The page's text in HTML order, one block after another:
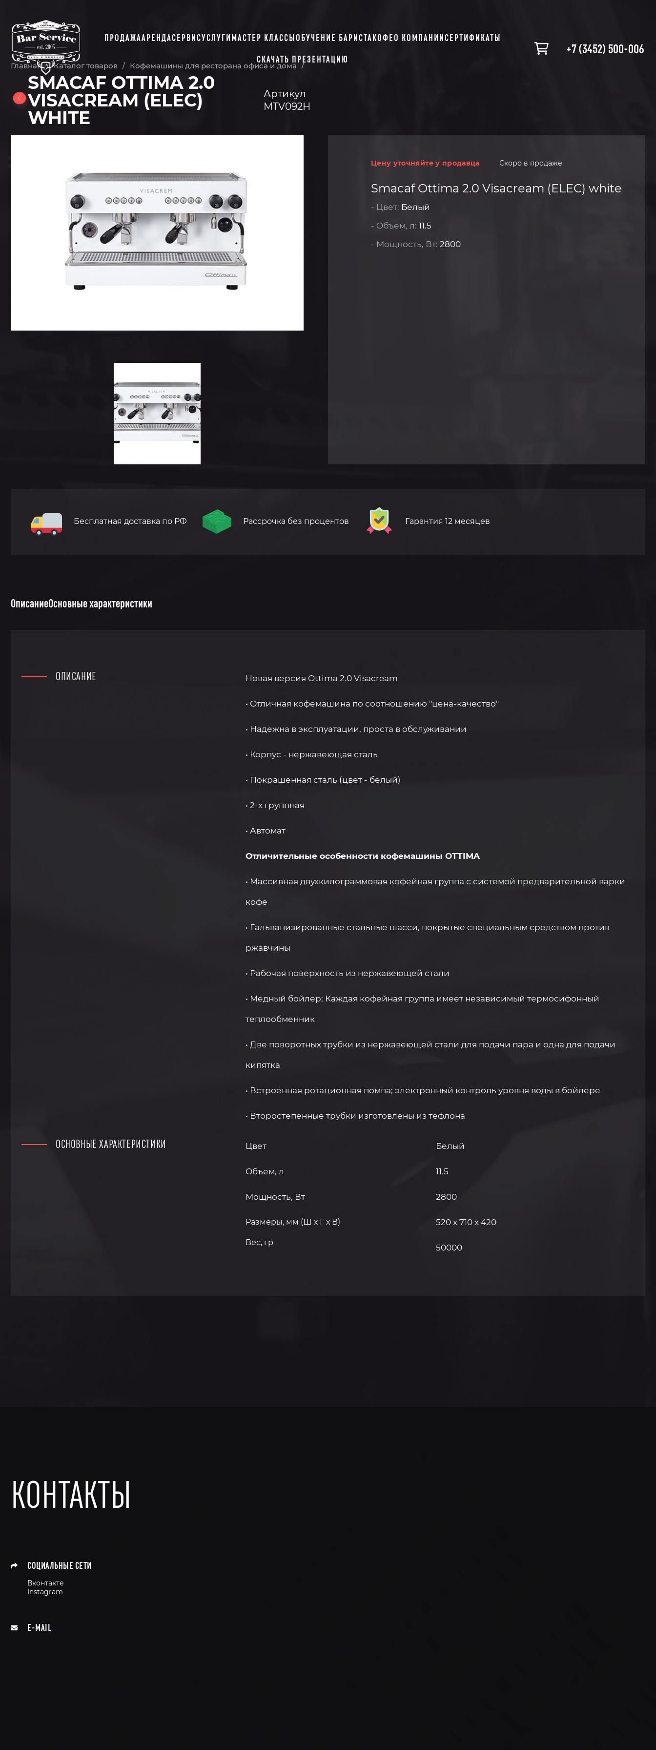
ПРОДАЖААРЕНДАСЕРВИСУСЛУГИМАСТЕР КЛАССЫОБУЧЕНИЕ БАРИСТАКОФЕО КОМПАНИИСЕРТИФИКАТЫ
СКАЧАТЬ ПРЕЗЕНТАЦИЮ
+7 (3452) 500-006
Главная / Каталог товаров / Кофемашины для ресторана офиса и дома /
SMACAF OTTIMA 2.0
VISACREAM (ELEC)
WHITE
Артикул
MTV092H
Цену уточняйте у продавца Скоро в продаже
Smacaf Ottima 2.0 Visacream (ELEC) white
- Цвет: Белый
- Объем, л: 11.5
- Мощность, Вт: 2800
Бесплатная доставка по РФ Рассрочка без процентов Гарантия 12 месяцев
ОписаниеОсновные характеристики
ОПИСАНИЕ Новая версия Ottima 2.0 Visacream
• Отличная кофемашина по соотношению "цена-качество"
• Надежна в эксплуатации, проста в обслуживании
• Корпус - нержавеющая сталь
• Покрашенная сталь (цвет - белый)
• 2-х группная
• Автомат
Отличительные особенности кофемашины OTTIMA
• Массивная двухкилограммовая кофейная группа с системой предварительной варки
кофе
• Гальванизированные стальные шасси, покрытые специальным средством против
ржавчины
• Рабочая поверхность из нержавеющей стали
• Медный бойлер; Каждая кофейная группа имеет независимый термосифонный
теплообменник
• Две поворотных трубки из нержавеющей стали для подачи пара и одна для подачи
кипятка
• Встроенная ротационная помпа; электронный контроль уровня воды в бойлере
• Второстепенные трубки изготовлены из тефлона
ОСНОВНЫЕ ХАРАКТЕРИСТИКИ Цвет
Объем, л
Мощность, Вт
Размеры, мм (Ш х Г х В)
Вес, гр
Белый
11.5
2800
520 х 710 x 420
50000
КОНТАКТЫ
СОЦИАЛЬНЫЕ СЕТИ
Вконтакте
Instagram
E-MAIL